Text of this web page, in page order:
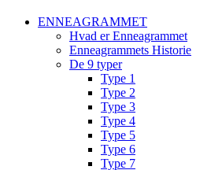
ENNEAGRAMMET
Hvad er Enneagrammet
Enneagrammets Historie
De 9 typer
Type 1
Type 2
Type 3
Type 4
Type 5
Type 6
Type 7